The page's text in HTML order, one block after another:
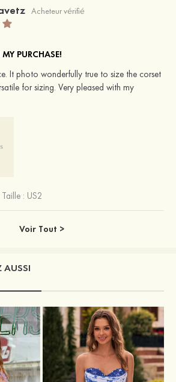
Acheteur vérifié
PURCHASE!
It photo wonderfully true to size the corset
for sizing. Very pleased with my
Taille : US2
Voir Tout >
AUSSI